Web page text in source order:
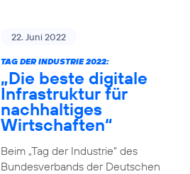
22. Juni 2022
TAG DER INDUSTRIE 2022:
„Die beste digitale
Infrastruktur für
nachhaltiges
Wirtschaften“
Beim „Tag der Industrie“ des
Bundesverbands der Deutschen